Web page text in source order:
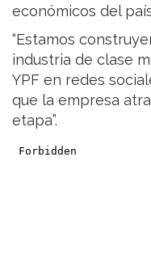
económicos del
“Estamos
industria de clase
YPF en redes
que la empresa
etapa”.